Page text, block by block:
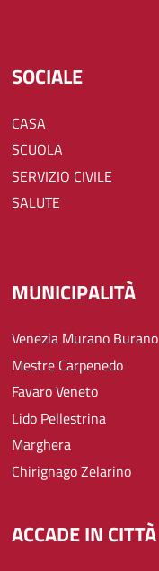
SOCIALE
CASA
SCUOLA
SERVIZIO CIVILE
SALUTE
MUNICIPALITÀ
Venezia Murano Burano
Mestre Carpenedo
Favaro Veneto
Lido Pellestrina
Marghera
Chirignago Zelarino
ACCADE IN CITTÀ